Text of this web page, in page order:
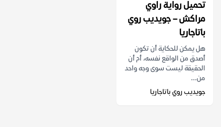
تحميل رواية راوي
مراكش – جويديب روي
باتاجاريا
هل يمكن للحكاية أن تكون
أصدق من الواقع نفسه، أم أن
الحقيقة ليست سوى وجه واحد
من...
جويديب روي باتاجاريا